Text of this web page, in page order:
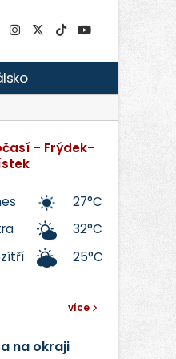
- Frýdek-
27°C
32°C
25°C
více
na okraji